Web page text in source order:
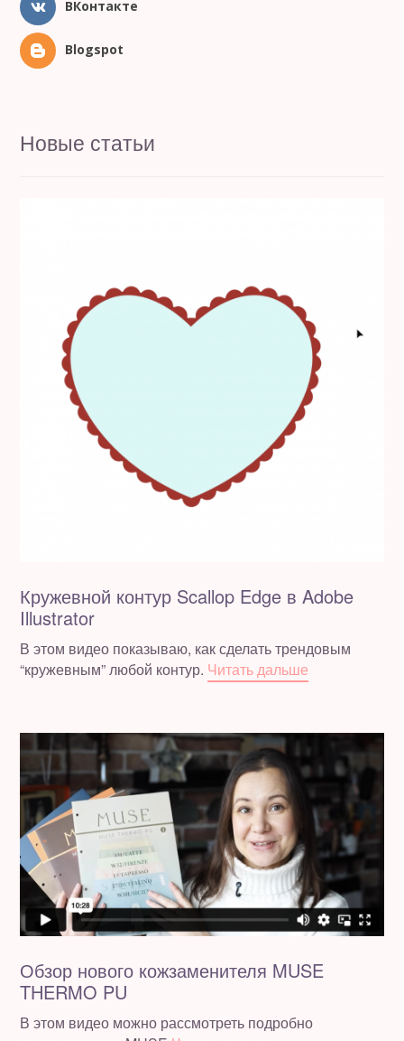
ВКонтакте
Blogspot
Новые статьи
Кружевной контур Scallop Edge в Adobe
Illustrator
В этом видео показываю, как сделать трендовым
“кружевным” любой контур. Читать дальше
Обзор нового кожзаменителя MUSE
THERMO PU
В этом видео можно рассмотреть подробно